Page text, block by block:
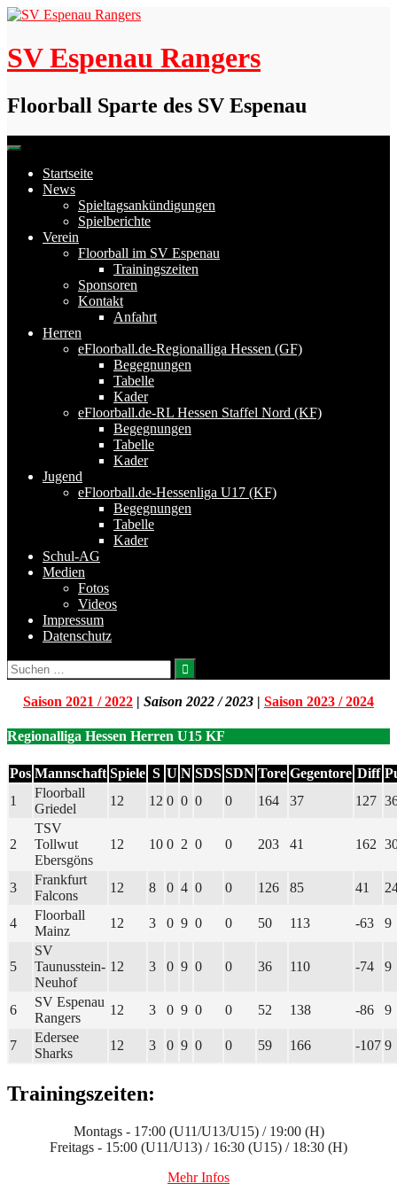
Skip
content
SV Espenau Rangers
Floorball Sparte des SV Espenau
Startseite
News
Spieltagsankündigungen
Spielberichte
Verein
Floorball im SV Espenau
Trainingszeiten
Sponsoren
Kontakt
Anfahrt
Herren
eFloorball.de-Regionalliga Hessen (GF)
Begegnungen
Tabelle
Kader
eFloorball.de-RL Hessen Staffel Nord (KF)
Begegnungen
Tabelle
Kader
Jugend
eFloorball.de-Hessenliga U17 (KF)
Begegnungen
Tabelle
Kader
Schul-AG
Medien
Fotos
Videos
Impressum
Datenschutz
Suchen
nach:
Saison 2021 / 2022 | Saison 2022 / 2023 | Saison 2023 / 2024
Regionalliga Hessen Herren U15 KF
Pos Mannschaft Spiele S U N SDS SDN Tore Gegentore Diff
1
Floorball
Griedel
12 12 0 0 0 0 164 37 127
2
TSV
Tollwut
Ebersgöns
12 10 0 2 0 0 203 41 162
3
Frankfurt
Falcons
12 8 0 4 0 0 126 85 41
4
Floorball
Mainz
12 3 0 9 0 0 50 113 -63 9
5
SV
Taunusstein-
Neuhof
12 3 0 9 0 0 36 110 -74 9
6
SV Espenau
Rangers
12 3 0 9 0 0 52 138 -86 9
7
Edersee
Sharks
12 3 0 9 0 0 59 166 -107 9
Trainingszeiten:
Montags - 17:00 (U11/U13/U15) / 19:00 (H)
Freitags - 15:00 (U11/U13) / 16:30 (U15) / 18:30 (H)
Mehr Infos